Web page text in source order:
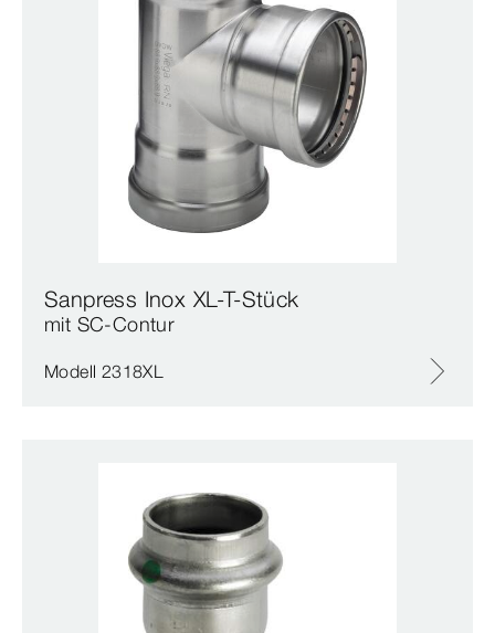
Sanpress Inox XL-T-Stück
mit SC‑Contur
Modell 2318XL